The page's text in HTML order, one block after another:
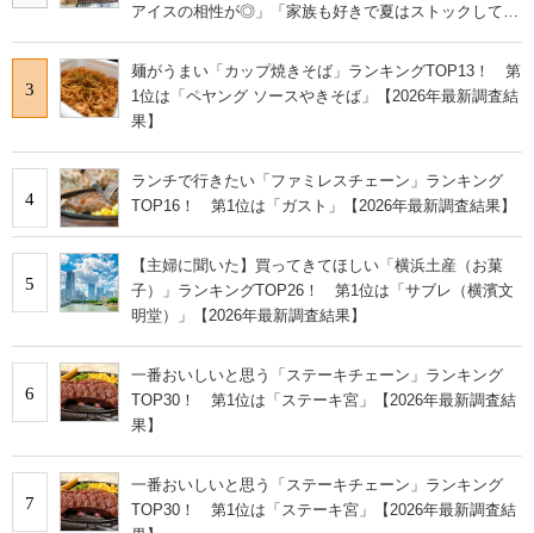
アイスの相性が◎」「家族も好きで夏はストックして
3
麺がうまい「カップ焼きそば」ランキングTOP13！ 第
1位は「ペヤング ソースやきそば」【2026年最新調査結
果】
4
ランチで行きたい「ファミレスチェーン」ランキング
TOP16！ 第1位は「ガスト」【2026年最新調査結果】
5
【主婦に聞いた】買ってきてほしい「横浜土産（お菓
子）」ランキングTOP26！ 第1位は「サブレ（横濱文
明堂）」【2026年最新調査結果】
6
一番おいしいと思う「ステーキチェーン」ランキング
TOP30！ 第1位は「ステーキ宮」【2026年最新調査結
果】
7
一番おいしいと思う「ステーキチェーン」ランキング
TOP30！ 第1位は「ステーキ宮」【2026年最新調査結